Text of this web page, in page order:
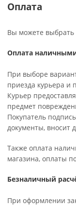
Оплата
Вы можете выбрать
Оплата
При выборе
приезда курьера и
Курьер
предмет
Покупатель
документы, вносит
Также оплата
магазина, оплаты
Безналичный
При оформлении